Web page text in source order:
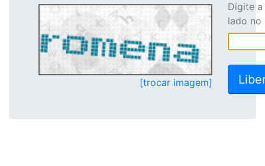
[trocar imagem]
Digite
lado no